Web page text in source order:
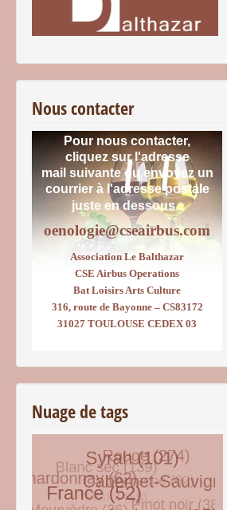
Nous contacter
Pour nous contacter,
cliquez sur l'adresse
mail suivante ou envoyez un
courrierà l'adresse postale
juste en dessous :
oenologie@cseairbus.com
Association Le Balthazar
CSE Airbus Operations
Bat Loisirs Arts Culture
316, route de Bayonne – CS83172
31027 TOULOUSE CEDEX 03
Nuage de tags